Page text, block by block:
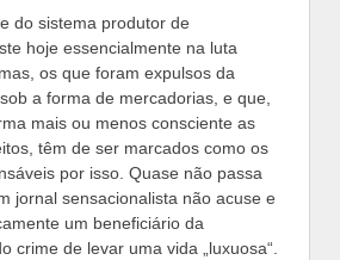
do sistema produtor de
hoje essencialmente na luta
os que foram expulsos da
a forma de mercadorias, e que,
mais ou menos consciente as
têm de ser marcados como os
por isso. Quase não passa
jornal sensacionalista não acuse e
um beneficiário da
crime de levar uma vida „luxuosa“.